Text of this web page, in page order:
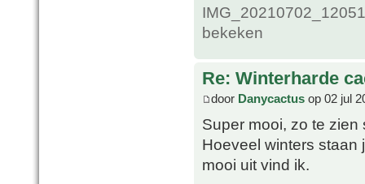
bekeken
Re: Winterharde
door Danycactus op 02 jul
Super mooi, zo te
Hoeveel winters staan
mooi uit vind ik.